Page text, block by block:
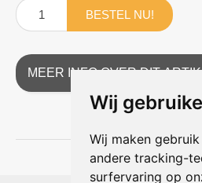
Wij
Wij maken
andere tracking-
surfervaring op
BESTEL NU!
MEER INFO OVER DIT